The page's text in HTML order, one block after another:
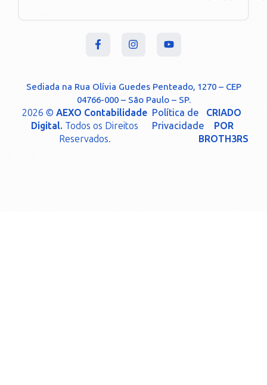
Sediada na Rua Olívia Guedes Penteado, 1270 – CEP
04766-000 – São Paulo – SP.
2026 ©AEXO Contabilidade
Digital. Todos os Direitos
Reservados.
Política de
Privacidade
CRIADO
POR
BROTH3RS